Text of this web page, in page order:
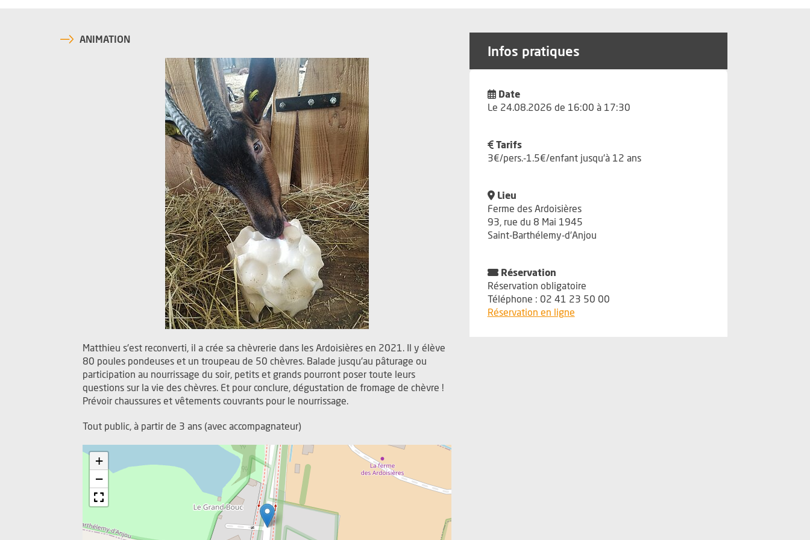
ANIMATION
Matthieu s'est reconverti, il a crée sa chèvrerie dans les Ardoisières en 2021. Il y élève
80 poules pondeuses et un troupeau de 50 chèvres. Balade jusqu'au pâturage ou
participation au nourrissage du soir, petits et grands pourront poser toute leurs
questions sur la vie des chèvres. Et pour conclure, dégustation de fromage de chèvre !
Prévoir chaussures et vêtements couvrants pour le nourrissage.
Tout public, à partir de 3 ans (avec accompagnateur)
+
−
Infos pratiques
Date
Le 24.08.2026 de 16:00 à 17:30
Tarifs
3€/pers.-1.5€/enfant jusqu'à 12 ans
Lieu
Ferme des Ardoisières
93, rue du 8 Mai 1945
Saint-Barthélemy-d'Anjou
Réservation
Réservation obligatoire
Téléphone : 02 41 23 50 00
Réservation en ligne, Ouvre une nouvelle fenêtre